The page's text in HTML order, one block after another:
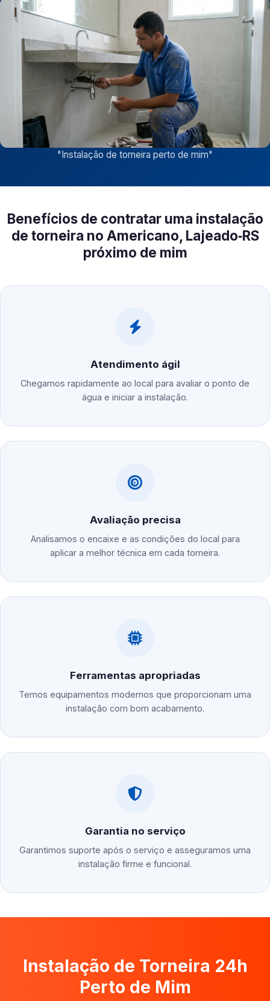
"Instalação de torneira perto de mim"
Benefícios de contratar uma instalação
de torneira no Americano, Lajeado‑RS
próximo de mim
Atendimento ágil
Chegamos rapidamente ao local para avaliar o ponto de
água e iniciar a instalação.
Avaliação precisa
Analisamos o encaixe e as condições do local para
aplicar a melhor técnica em cada torneira.
Ferramentas apropriadas
Temos equipamentos modernos que proporcionam uma
instalação com bom acabamento.
Garantia no serviço
Garantimos suporte após o serviço e asseguramos uma
instalação firme e funcional.
Instalação de Torneira 24h
Perto de Mim